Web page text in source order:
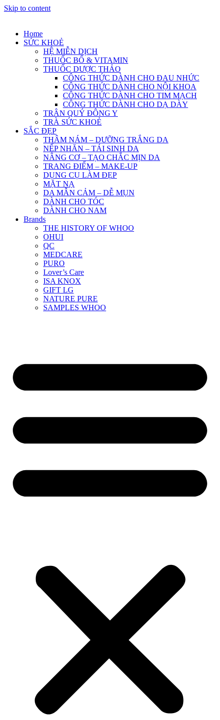
Skip to content
Home
SỨC KHOẺ
HỆ MIỄN DỊCH
THUỐC BỔ & VITAMIN
THUỐC DƯỢC THẢO
CÔNG THỨC DÀNH CHO ĐAU NHỨC
CÔNG THỨC DÀNH CHO NỘI KHOA
CÔNG THỨC DÀNH CHO TIM MẠCH
CÔNG THỨC DÀNH CHO DẠ DÀY
TRÂN QUÝ ĐÔNG Y
TRÀ SỨC KHOẺ
SẮC ĐẸP
THÂM NÁM – DƯỠNG TRẮNG DA
NẾP NHĂN – TÁI SINH DA
NÂNG CƠ – TẠO CHẮC MỊN DA
TRANG ĐIỂM – MAKE-UP
DỤNG CỤ LÀM ĐẸP
MẶT NẠ
DA MẪN CẢM – DỄ MỤN
DÀNH CHO TÓC
DÀNH CHO NAM
Brands
THE HISTORY OF WHOO
OHUI
QC
MEDCARE
PURO
Lover’s Care
ISA KNOX
GIFT LG
NATURE PURE
SAMPLES WHOO